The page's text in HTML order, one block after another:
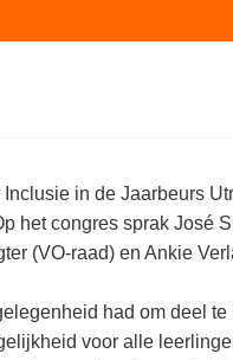
in de Jaarbeurs
het congres sprak José
(VO-raad) en Ankie
had om deel
voor alle